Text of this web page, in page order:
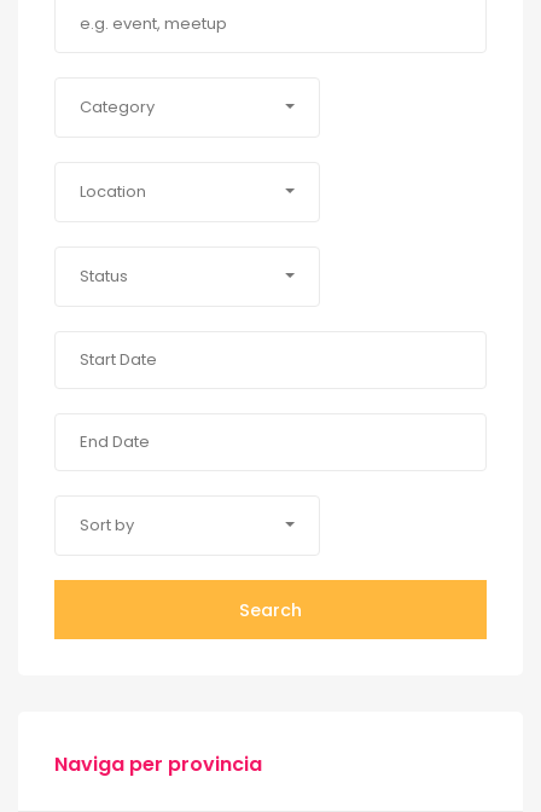
Category
Location
Status
Sort by
Search
Naviga per provincia